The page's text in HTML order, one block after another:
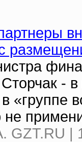
-
«группе
не
GZT.RU |